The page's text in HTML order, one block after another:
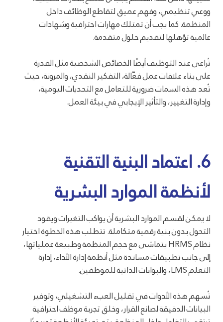
ووعي تنظيمي، وفهم عميق لتقاطع الوظائف داخل
المنظمة. كما يجب أن تمتلك مهارات احترافية وشهادات
عالمية تؤهلها لتقديم حلول متقدمة.
تُراعى عند التوظيف أيضًا الخصائص الشخصية مثل القدرة
على بناء علاقات عمل فعّالة، التفكير النقدي، والمرونة، حيث
تُعد هذه السمات ضرورية للتعامل مع التحديات اليومية،
وإدارة التغيير، والتأثير الإيجابي في بيئة العمل.
6. اعتماد البنية التقنية
لأنظمة الموارد البشرية
لا يمكن لقسم الموارد البشرية أن يواكب التغيرات ويقود
التحول بدون بنية رقمية متكاملة. تتطلب هذه الخطوة اختيار
نظام HRMS يتماشى مع حجم المنظمة وطبيعة عملياتها،
إلى جانب تطبيقات مساندة مثل أنظمة إدارة الأداء، إدارة
التعلم LMS، والبوابات الذاتية للموظفين.
تُسهم هذه الأدوات في تقليل العبء التشغيلي، وتوفير
البيانات الدقيقة لصانع القرار، وخلق تجربة موظف احترافية